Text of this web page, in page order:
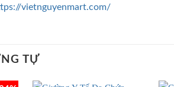
vietnguyenmart.com/
TỰ